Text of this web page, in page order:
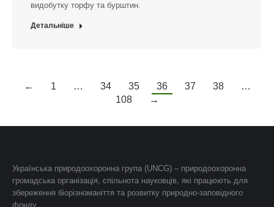
видобутку торфу та бурштин.
Детальніше
← 1 … 34 35 36 37 38
…
108
→
Українська природоохоронна група (UNCG) – природоохоронна
громадська організація, спільнота науковців, які працюють для
збереження біорізноманіття та розвитку природно-заповідного
фонду.